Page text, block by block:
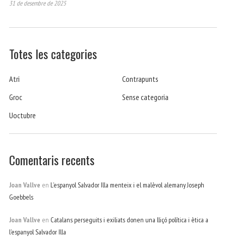
31 de desembre de 2025
Totes les categories
Atri
Contrapunts
Groc
Sense categoria
Uoctubre
Comentaris recents
Joan Vallve en L’espanyol Salvador Illa menteix i el malèvol alemany Joseph
Goebbels
Joan Vallve en Catalans perseguits i exiliats donen una lliçó política i ètica a
l’espanyol Salvador Illa